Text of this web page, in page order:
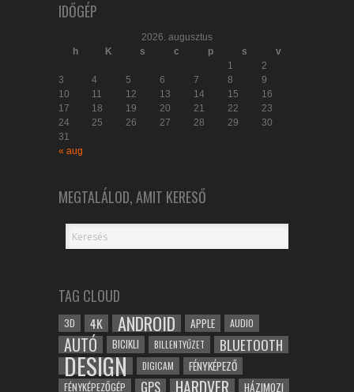
IDŐGÉP
2026. augusztus
h
K s c p s
v
1
2
3
4 5 6 7 8
9
10
11 12 13 14 15
16
17
18 19 20 21 22
23
24
25 26 27 28 29
30
31
« aug
MEGTALÁLOD, AMIT KERESŐ
TAG CLOUD
3D 4K ANDROID APPLE AUDIO
AUTÓ BICIKLI BILLENTYŰZET BLUETOOTH
DESIGN DIGICAM FÉNYKÉPEZŐ
FÉNYKÉPEZŐGÉP GPS HARDVER HÁZIMOZI